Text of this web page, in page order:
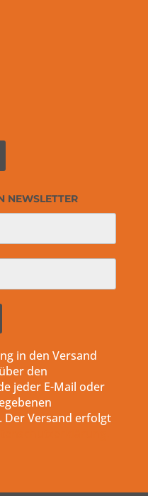
NEWSLETTER
in den Versand
den
jeder E-Mail oder
Versand erfolgt